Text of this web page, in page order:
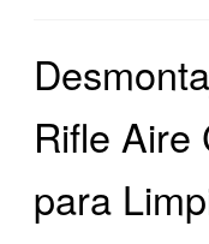
Rifle Aire
para